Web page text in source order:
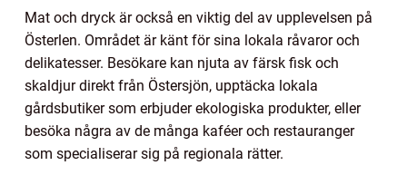
Mat och dryck är också en viktig del av upplevelsen på
Österlen. Området är känt för sina lokala råvaror och
delikatesser. Besökare kan njuta av färsk fisk och
skaldjur direkt från Östersjön, upptäcka lokala
gårdsbutiker som erbjuder ekologiska produkter, eller
besöka några av de många kaféer och restauranger
som specialiserar sig på regionala rätter.